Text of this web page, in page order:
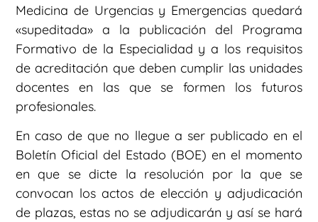
Medicina de Urgencias y Emergencias quedará
«supeditada» a la publicación del Programa
Formativo de la Especialidad y a los requisitos
de acreditación que deben cumplir las unidades
docentes en las que se formen los futuros
profesionales.
En caso de que no llegue a ser publicado en el
Boletín Oficial del Estado (BOE) en el momento
en que se dicte la resolución por la que se
convocan los actos de elección y adjudicación
de plazas, estas no se adjudicarán y así se hará